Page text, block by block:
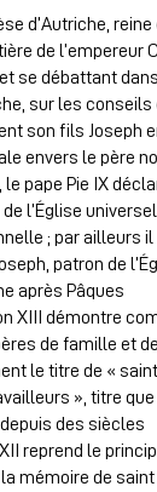
d’Autriche,
de l’empereur
se débattant
sur les conseils
son fils Joseph
envers le père
le pape Pie IX
l’Église
; par ailleurs
patron de
après Pâques
XIII démontre
de famille et
le titre de «
», titre
des siècles
reprend le
mémoire de